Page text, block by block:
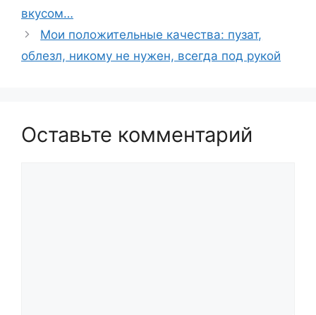
вкусом…
Мои положительные качества: пузат,
облезл, никому не нужен, всегда под рукой
Оставьте комментарий